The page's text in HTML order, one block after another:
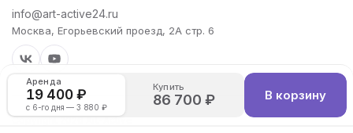
Аренда
19 400 ₽
с 6-го дня — 3 880 ₽
Купить
86 700 ₽ В корзину
info@art-active24.ru
Москва, Егорьевский проезд, 2А стр. 6
Copyright 2026 Art-Active